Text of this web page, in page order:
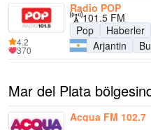
Radio POP
101.5 FM
Pop
Haberler
Arjantin
4.2
370
Mar del Plata
Acqua FM 102.7